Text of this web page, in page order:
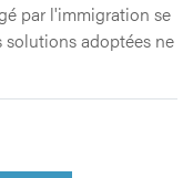
par l'immigration se
solutions adoptées ne